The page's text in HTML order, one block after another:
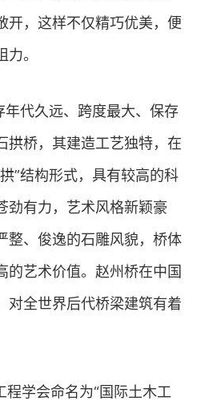
开，这样不仅精巧优美，便
。
年代久远、跨度最大、保存
拱桥，其建造工艺独特，在
”结构形式，具有较高的科
劲有力，艺术风格新颖豪
整、俊逸的石雕风貌，桥体
的艺术价值。赵州桥在中国
对全世界后代桥梁建筑有着
程学会命名为“国际土木工